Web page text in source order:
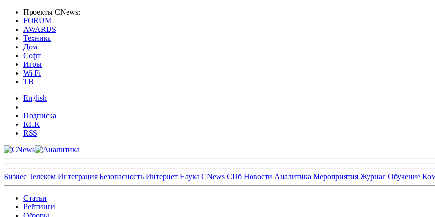
Проекты CNews:
FORUM
AWARDS
Техника
Дом
Софт
Игры
Wi-Fi
ТВ
English
Подписка
КПК
RSS
Бизнес Телеком Интеграция Безопасность Интернет Наука CNews СПб Новости Аналитика Мероприятия Журнал Обучение
Статьи
Рейтинги
Обзоры